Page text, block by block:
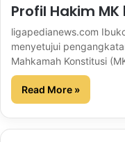
Profil Hakim
ligapedianews.com
menyetujui
Mahkamah Konstitusi
Read More »